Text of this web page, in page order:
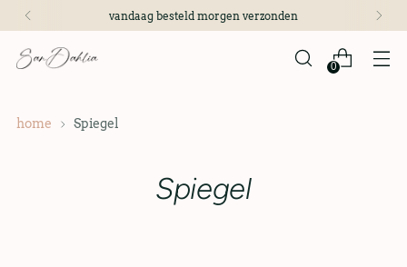
vandaag besteld morgen verzonden
0
home Spiegel
Spiegel